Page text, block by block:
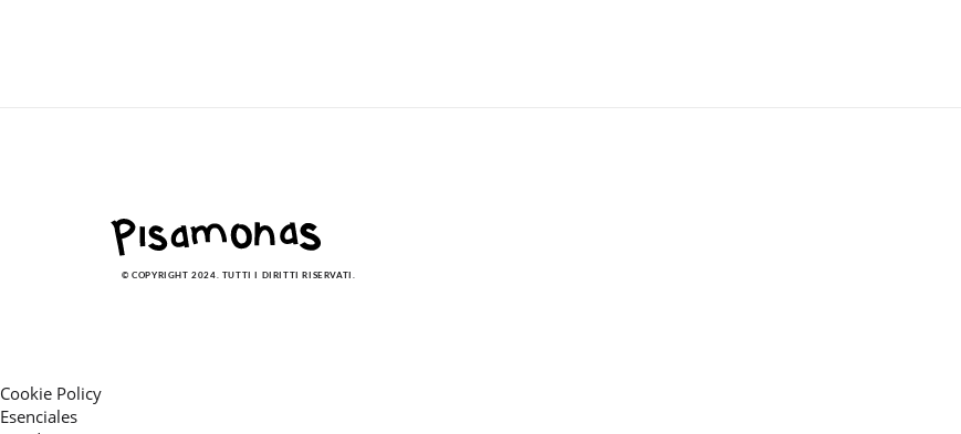
© COPYRIGHT 2024. TUTTI I DIRITTI RISERVATI.
Cookie Policy
Esenciales